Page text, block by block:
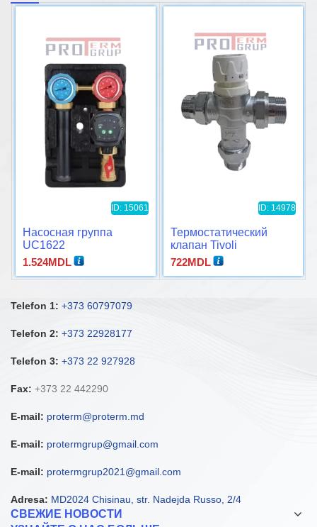
ID: 15061
Насосная группа
UC1622
1.524MDL
ID: 14978
Термостатический
клапан Tivoli
722MDL
Telefon 1: +373 60797079
Telefon 2: +373 22928177
Telefon 3: +373 22 927928
Fax: +373 22 442290
E-mail: proterm@proterm.md
E-mail: protermgrup@gmail.com
E-mail: protermgrup2021@gmail.com
Adresa: MD2024 Chisinau, str. Nadejda Russo, 2/4
СВЕЖИЕ НОВОСТИ